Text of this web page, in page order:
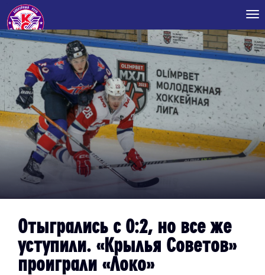
Отыгрались с 0:2, но все же
уступили. «Крылья Советов»
проиграли «Локо»